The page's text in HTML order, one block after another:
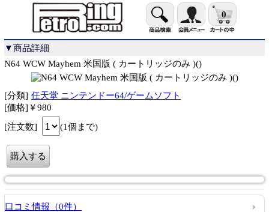
0
▼商品詳細
N64 WCW Mayhem 米国版 ( カートリッジのみ )()
[分類] 任天堂 ニンテンドー64/ゲームソフト
[価格]￥980
[注文数]
(1個まで)
口コミ情報（0件）